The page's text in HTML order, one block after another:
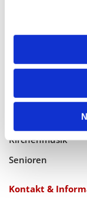
Taufe,
Jugend
Kirchenmusik
Senioren
Kontakt &